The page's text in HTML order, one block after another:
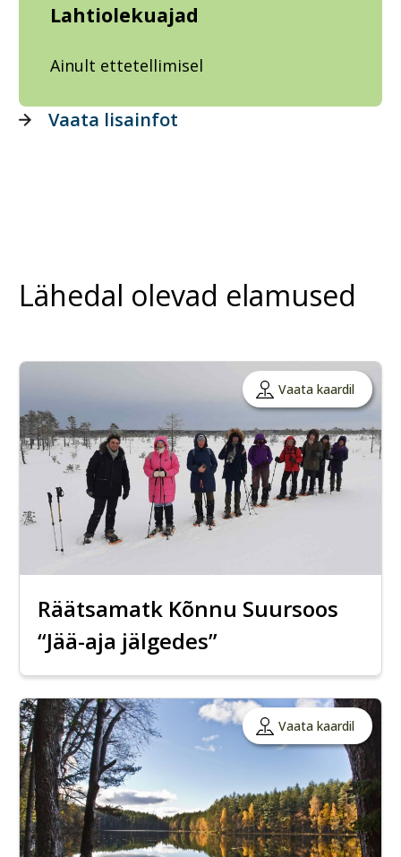
Lahtiolekuajad
Ainult ettetellimisel
Vaata lisainfot
Lähedal olevad elamused
Vaata kaardil
Räätsamatk Kõnnu Suursoos
“Jää-aja jälgedes”
Vaata kaardil